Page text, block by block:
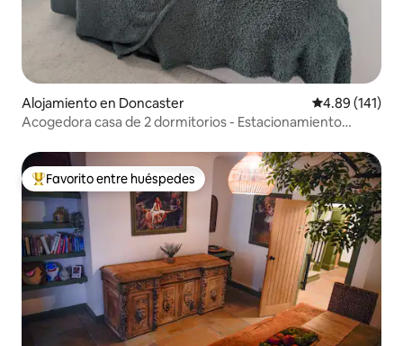
Alojamiento en Doncaster Calificación
4.89 (141)
Acogedora casa de 2 dormitorios - Estacionamiento
Favorito entre huéspedes preferido
Favorito entre huéspedes